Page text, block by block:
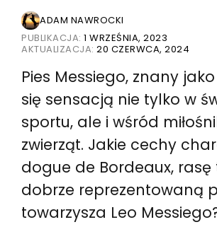
ADAM NAWROCKI
PUBLIKACJA: 1 WRZEŚNIA, 2023
AKTUALIZACJA: 20 CZERWCA, 2024
Pies Messiego, znany jako
się sensacją nie tylko w
sportu, ale i wśród
zwierząt. Jakie cechy
dogue de Bordeaux, rasę
dobrze reprezentowaną
towarzysza Leo